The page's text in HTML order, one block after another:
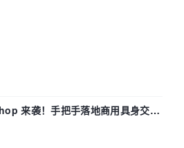
来袭！手把手落地商用具身交互